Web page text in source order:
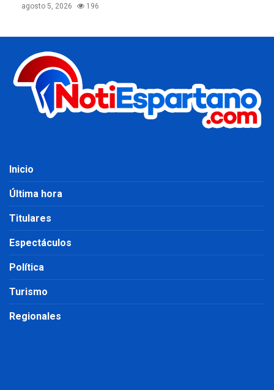
agosto 5, 2026 196
Inicio
Última hora
Titulares
Espectáculos
Política
Turismo
Regionales